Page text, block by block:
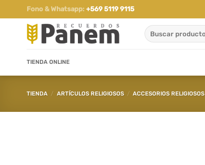
al
contenido
Fono & Whatsapp: +569 5119 9115
Buscar
por:
TIENDA ONLINE
TIENDA / ARTÍCULOS RELIGIOSOS / ACCESORIOS RELIGIOSOS